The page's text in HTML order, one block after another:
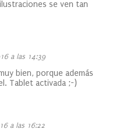
se ven tan
a las 14:39
bien, porque además
Tablet activada ;-)
a las 16:22